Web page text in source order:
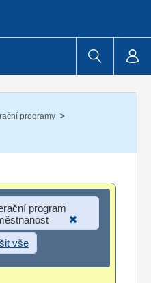
programy /
program
vše